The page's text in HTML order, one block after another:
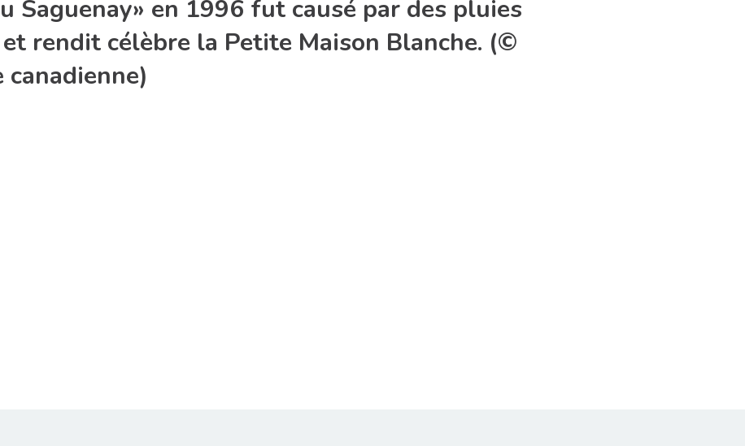
Saguenay» en 1996 fut causé par des pluies
rendit célèbre la Petite Maison Blanche. (©
canadienne)